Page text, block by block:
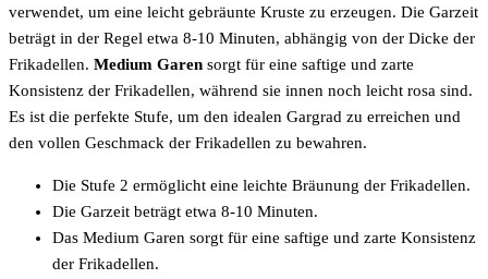
verwendet, um eine leicht gebräunte Kruste zu erzeugen. Die Garzeit
beträgt in der Regel etwa 8-10 Minuten, abhängig von der Dicke der
Frikadellen. Medium Garen sorgt für eine saftige und zarte
Konsistenz der Frikadellen, während sie innen noch leicht rosa sind.
Es ist die perfekte Stufe, um den idealen Gargrad zu erreichen und
den vollen Geschmack der Frikadellen zu bewahren.
Die Stufe 2 ermöglicht eine leichte Bräunung der Frikadellen.
Die Garzeit beträgt etwa 8-10 Minuten.
Das Medium Garen sorgt für eine saftige und zarte Konsistenz
der Frikadellen.